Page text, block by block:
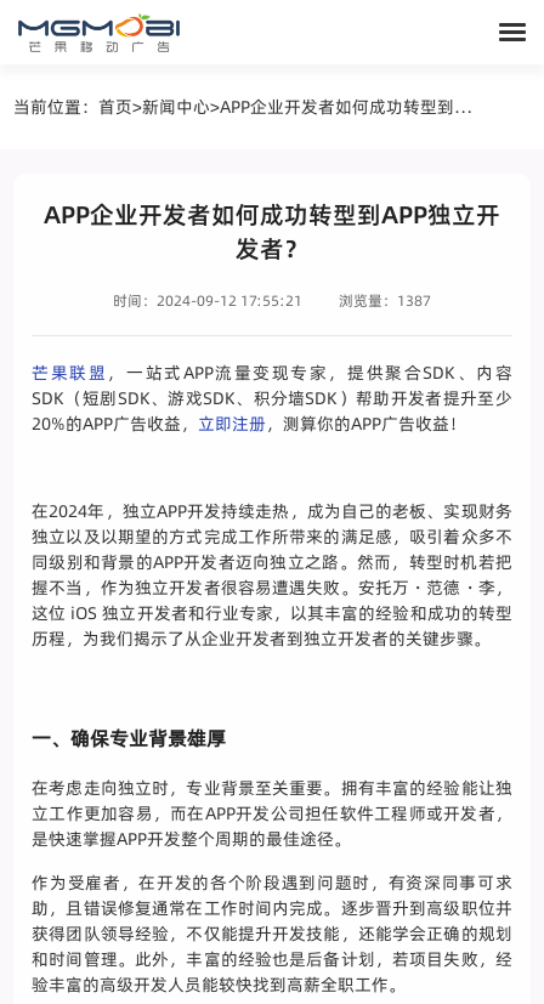
当前位置：首页>新闻中心> APP企业开发者如何成功转型到APP独立开发者？
APP企业开发者如何成功转型到APP独立开
发者？
时间：2024-09-12 17:55:21 浏览量：1387
芒果联盟 ，一站式APP流量变现专家，提供聚合SDK、内容
SDK（短剧SDK、游戏SDK、积分墙SDK）帮助开发者提升至少
20%的APP广告收益， 立即注册，测算你的APP广告收益！
在2024年，独立APP开发持续走热，成为自己的老板、实现财务
独立以及以期望的方式完成工作所带来的满足感，吸引着众多不
同级别和背景的APP开发者迈向独立之路。然而，转型时机若把
握不当，作为独立开发者很容易遭遇失败。安托万・范德・李，
这位 iOS 独立开发者和行业专家，以其丰富的经验和成功的转型
历程，为我们揭示了从企业开发者到独立开发者的关键步骤。
一、确保专业背景雄厚
在考虑走向独立时，专业背景至关重要。拥有丰富的经验能让独
立工作更加容易，而在APP开发公司担任软件工程师或开发者，
是快速掌握APP开发整个周期的最佳途径。
作为受雇者，在开发的各个阶段遇到问题时，有资深同事可求
助，且错误修复通常在工作时间内完成。逐步晋升到高级职位并
获得团队领导经验，不仅能提升开发技能，还能学会正确的规划
和时间管理。此外，丰富的经验也是后备计划，若项目失败，经
验丰富的高级开发人员能较快找到高薪全职工作。